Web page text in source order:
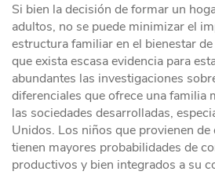
Si bien la decisión de formar un
adultos, no se puede minimizar el
estructura familiar en el bienestar
que exista escasa evidencia para
abundantes las investigaciones
diferenciales que ofrece una familia
las sociedades desarrolladas,
Unidos. Los niños que provienen de
tienen mayores probabilidades de
productivos y bien integrados a su